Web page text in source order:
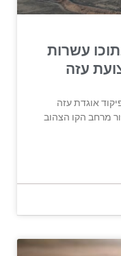
עשרות
עזה
אוגדת עזה
מרחב הקו הצהוב